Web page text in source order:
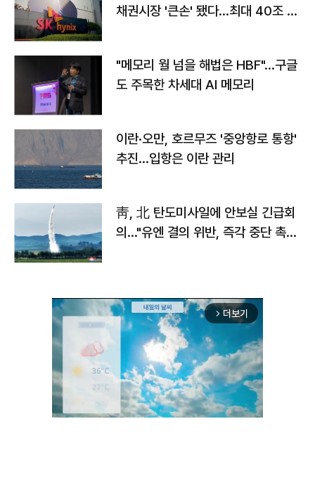
채권시장 '큰손' 됐다…최대 40조 투
"메모리 월 넘을 해법은 HBF"…구글
도 주목한 차세대 AI 메모리
이란·오만, 호르무즈 '중앙항로 통항'
추진…입항은 이란 관리
靑, 北 탄도미사일에 안보실 긴급회
의…"유엔 결의 위반, 즉각 중단 촉
arrow_forward_ios 더보기